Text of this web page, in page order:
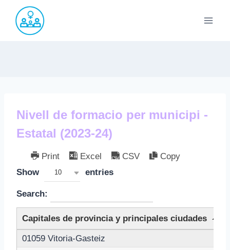
Saltar
contenido
Nivell de formacio per municipi -
Estatal (2023-24)
Print Excel CSV
Copy
Show
10 entries
Search:
Capitales de provincia y principales ciudades
01059 Vitoria-Gasteiz